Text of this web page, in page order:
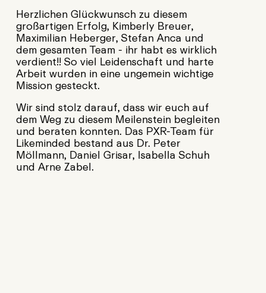
Herzlichen Glückwunsch zu diesem
großartigen Erfolg, Kimberly Breuer,
Maximilian Heberger, Stefan Anca und
dem gesamten Team - ihr habt es wirklich
verdient!! So viel Leidenschaft und harte
Arbeit wurden in eine ungemein wichtige
Mission gesteckt.
Wir sind stolz darauf, dass wir euch auf
dem Weg zu diesem Meilenstein begleiten
und beraten konnten. Das PXR-Team für
Likeminded bestand aus Dr. Peter
Möllmann, Daniel Grisar, Isabella Schuh
und Arne Zabel.